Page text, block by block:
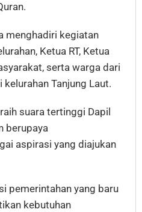
menghadiri kegiatan
Ketua RT, Ketua
serta warga dari
kelurahan Tanjung Laut.
suara tertinggi Dapil
berupaya
aspirasi yang diajukan
pemerintahan yang baru
kebutuhan